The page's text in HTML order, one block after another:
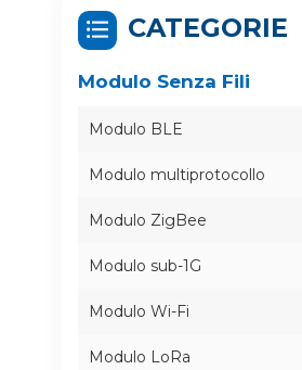
CATEGORIE
Modulo Senza Fili
Modulo BLE
Modulo multiprotocollo
Modulo ZigBee
Modulo sub-1G
Modulo Wi-Fi
Modulo LoRa